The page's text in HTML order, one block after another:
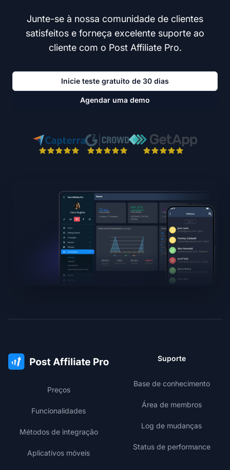
Junte-se à nossa comunidade de clientes
satisfeitos e forneça excelente suporte ao
cliente com o Post Affiliate Pro.
Inicie teste gratuito de 30 dias
Agendar uma demo
Preços
Funcionalidades
Métodos de integração
Aplicativos móveis
Suporte
Base de conhecimento
Área de membros
Log de mudanças
Status de performance